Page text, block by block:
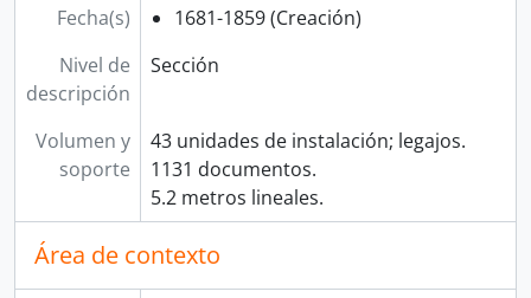
Fecha(s)
1681-1859 (Creación)
Nivel de
descripción
Sección
Volumen y
soporte
43 unidades de instalación; legajos.
1131 documentos.
5.2 metros lineales.
Área de contexto